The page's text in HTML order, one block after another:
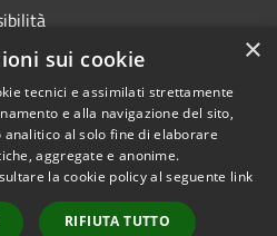
Copyright © 2026 • Comune di
Uras • Powered by
Municipium•Accesso
redazione
×
sui cookie
tecnici e assimilati strettamente
e alla navigazione del sito,
analitico al solo fine di elaborare
aggregate e anonime.
la cookie policy al seguente link
RIFIUTA TUTTO